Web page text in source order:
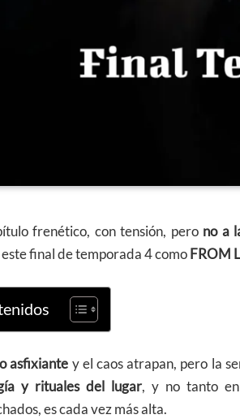
frenético, con tensión, pero no a
final de temporada 4 como FROM
asfixiante y el caos atrapan, pero la
y rituales del lugar, y no tanto en
es cada vez más alta.